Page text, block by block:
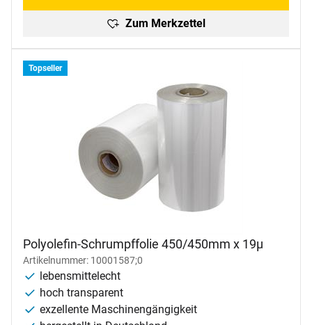
Zum Merkzettel
Topseller
Polyolefin-Schrumpffolie 450/450mm x 19µ
Artikelnummer: 10001587;0
lebensmittelecht
hoch transparent
exzellente Maschinengängigkeit